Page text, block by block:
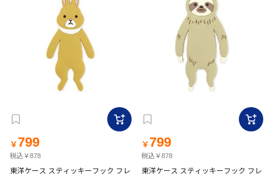
￥ 799
税込￥878
東洋ケース スティッキーフック フレ
￥ 799
税込￥878
東洋ケース スティッキーフック フレ